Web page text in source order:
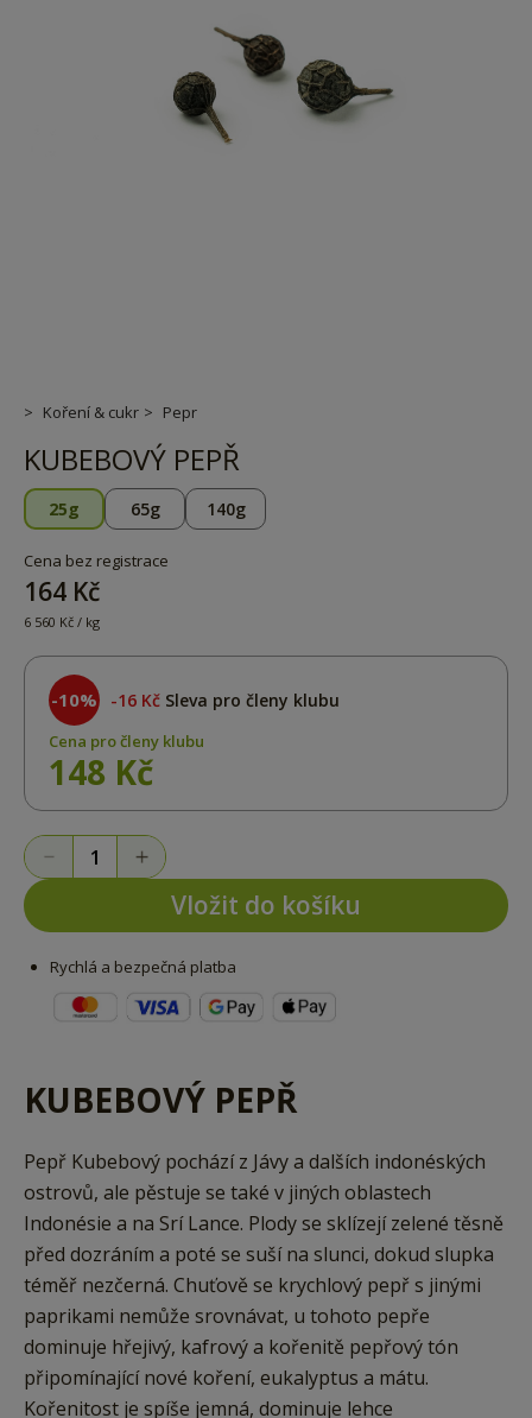
Koření & cukr Pepr
KUBEBOVÝ PEPŘ
25g 65g 140g
Cena bez registrace
164 Kč
6 560 Kč / kg
-10% 16 Kč Sleva pro členy klubu
Cena pro členy klubu
148 Kč
Vložit do košíku
Rychlá a bezpečná platba
KUBEBOVÝ PEPŘ
Pepř Kubebový pochází z Jávy a dalších indonéských
ostrovů, ale pěstuje se také v jiných oblastech
Indonésie a na Srí Lance. Plody se sklízejí zelené těsně
před dozráním a poté se suší na slunci, dokud slupka
téměř nezčerná. Chuťově se krychlový pepř s jinými
paprikami nemůže srovnávat, u tohoto pepře
dominuje hřejivý, kafrový a kořenitě pepřový tón
připomínající nové koření, eukalyptus a mátu.
Kořenitost je spíše jemná, dominuje lehce